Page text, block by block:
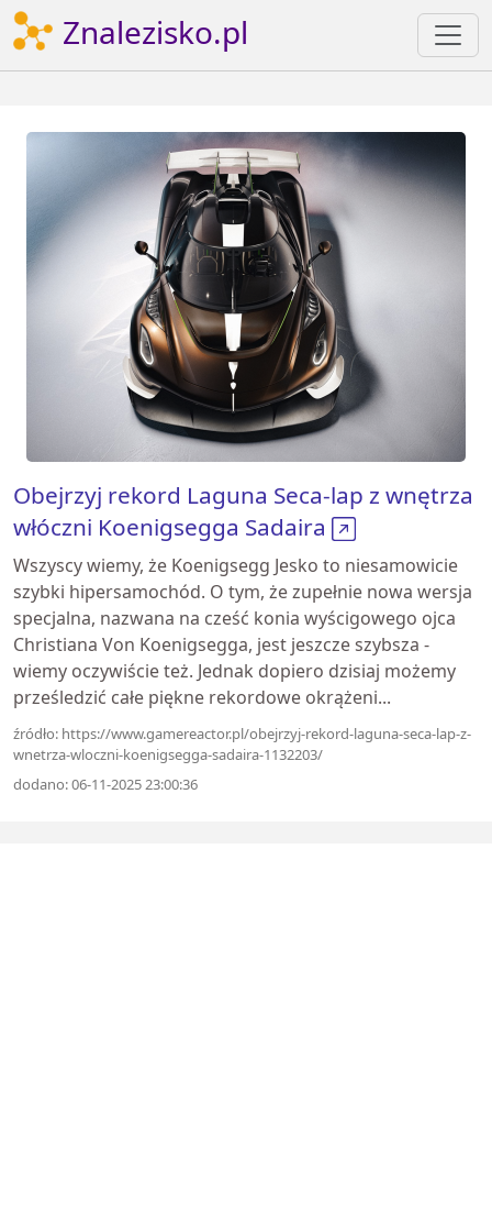
Znalezisko.pl
Obejrzyj rekord Laguna Seca-lap z wnętrza
włóczni Koenigsegga Sadaira
Wszyscy wiemy, że Koenigsegg Jesko to niesamowicie
szybki hipersamochód. O tym, że zupełnie nowa wersja
specjalna, nazwana na cześć konia wyścigowego ojca
Christiana Von Koenigsegga, jest jeszcze szybsza -
wiemy oczywiście też. Jednak dopiero dzisiaj możemy
prześledzić całe piękne rekordowe okrążeni...
źródło: https://www.gamereactor.pl/obejrzyj-rekord-laguna-seca-lap-z-
wnetrza-wloczni-koenigsegga-sadaira-1132203/
dodano: 06-11-2025 23:00:36